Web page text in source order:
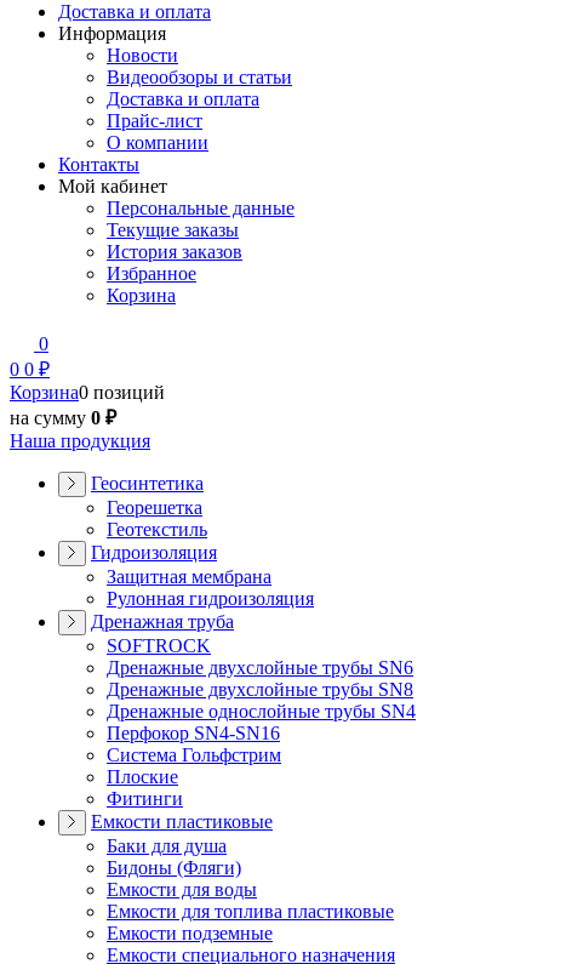
Доставка и оплата
Информация
Новости
Видеообзоры и статьи
Доставка и оплата
Прайс-лист
О компании
Контакты
Мой кабинет
Персональные данные
Текущие заказы
История заказов
Избранное
Корзина
0
0 0 ₽
Корзина0 позиций
на сумму 0 ₽
Наша продукция
Геосинтетика
Георешетка
Геотекстиль
Гидроизоляция
Защитная мембрана
Рулонная гидроизоляция
Дренажная труба
SOFTROCK
Дренажные двухслойные трубы SN6
Дренажные двухслойные трубы SN8
Дренажные однослойные трубы SN4
Перфокор SN4-SN16
Система Гольфстрим
Плоские
Фитинги
Емкости пластиковые
Баки для душа
Бидоны (Фляги)
Емкости для воды
Емкости для топлива пластиковые
Емкости подземные
Емкости специального назначения